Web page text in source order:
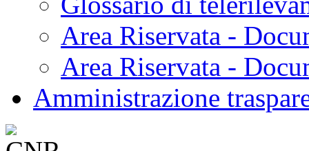
Area Riservata -
Area Riservata -
Amministrazione